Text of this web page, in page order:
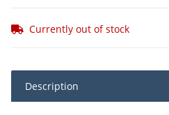
Currently out of stock
Description